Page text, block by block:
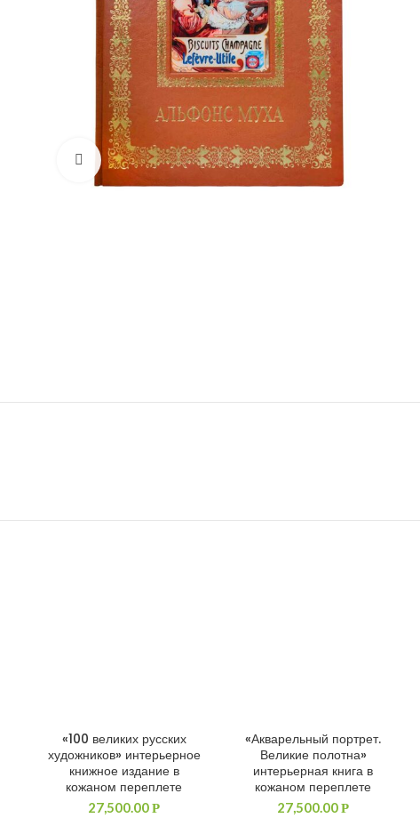
Увеличить
ДОБАВИТЬ В КОРЗИНУ
«100 великих русских
художников» интерьерное
книжное издание в
кожаном переплете
27,500.00Р
ДОБАВИТЬ В КОРЗИНУ
«Акварельный портрет.
Великие полотна»
интерьерная книга в
кожаном переплете
27,500.00Р